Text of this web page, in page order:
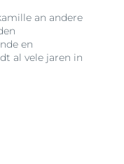
an andere
en
al vele jaren in